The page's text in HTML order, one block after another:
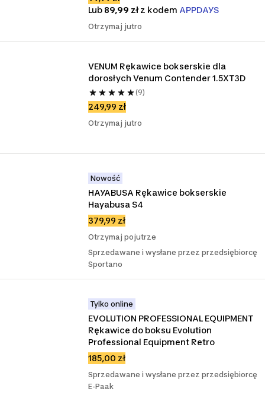
Lub 89,99 złz kodem APPDAYS
Otrzymaj jutro
VENUM Rękawice bokserskie dla
dorosłych Venum Contender 1.5XT3D
(9)
249,99 zł
Otrzymaj jutro
Nowość
HAYABUSA Rękawice bokserskie
Hayabusa S4
379,99 zł
Otrzymaj pojutrze
Sprzedawane i wysłane przez przedsiębiorcę
Sportano
Tylko online
EVOLUTION PROFESSIONAL EQUIPMENT
Rękawice do boksu Evolution
Professional Equipment Retro
185,00 zł
Sprzedawane i wysłane przez przedsiębiorcę
E-Paak